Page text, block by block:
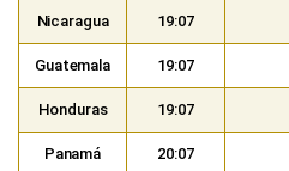
Nicaragua 19:07
Guatemala 19:07
Honduras 19:07
Panamá 20:07